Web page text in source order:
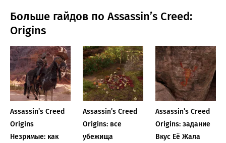
Больше гайдов по Assassin’s Creed:
Origins
Assassin’s Creed
Origins
Незримые: как
Assassin’s Creed
Origins: все
убежища
Assassin’s Creed
Origins: задание
Вкус Её Жала